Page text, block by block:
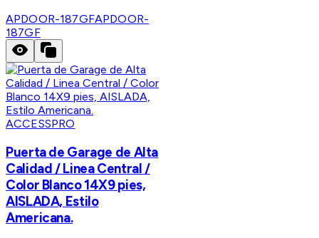
APDOOR-187GFAPDOOR-
187GF
ACCESSPRO
Puerta de Garage de Alta
Calidad / Linea Central /
Color Blanco 14X9 pies,
AISLADA, Estilo
Americana.